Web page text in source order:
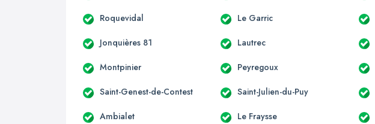
Roquevidal Le Garric
Jonquières 81 Lautrec
Montpinier Peyregoux
Saint-Genest-de-Contest Saint-Julien-du-Puy
Ambialet Le Fraysse